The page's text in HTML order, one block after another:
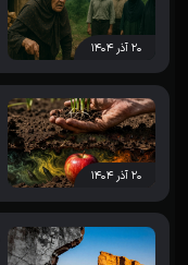
۲۰ آذر ۱۴۰۴
۲۰ آذر ۱۴۰۴